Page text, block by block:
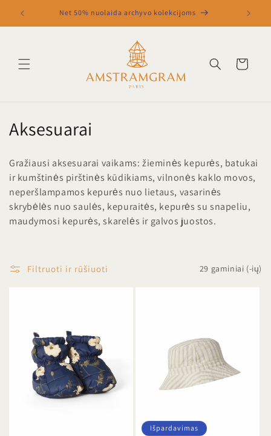
Eiti į
turinį
Nauja SS25 kolekcija iš Loir Paris
Krepšelis
K
l
e
k
i
Aksesuarai
Gražiausi aksesuarai vaikams: žieminės kepurės, batukai
ir kumštinės pirštinės kūdikiams, vilnonės kaklo movos,
neperšlampamos kepurės nuo lietaus, vasarinės
skrybėlės nuo saulės, kepuraitės, kepurės su snapeliu,
maudymosi kepurės, skarelės ir galvos juostos.
Filtruoti ir rūšiuoti 29 gaminiai (-ių)
Išpardavimas